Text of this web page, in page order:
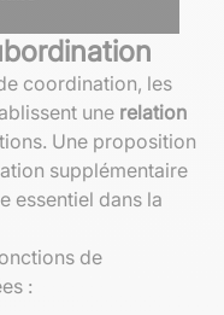
coordination, les
une relation
Une proposition
supplémentaire
essentiel dans la
de
: